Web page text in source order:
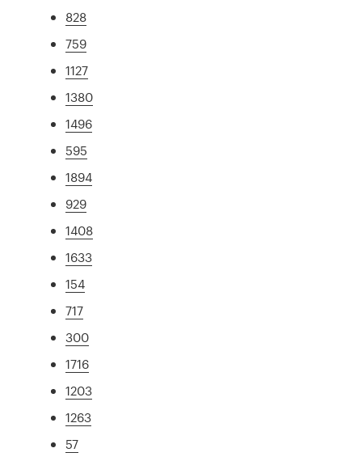
828
759
1127
1380
1496
595
1894
929
1408
1633
154
717
300
1716
1203
1263
57